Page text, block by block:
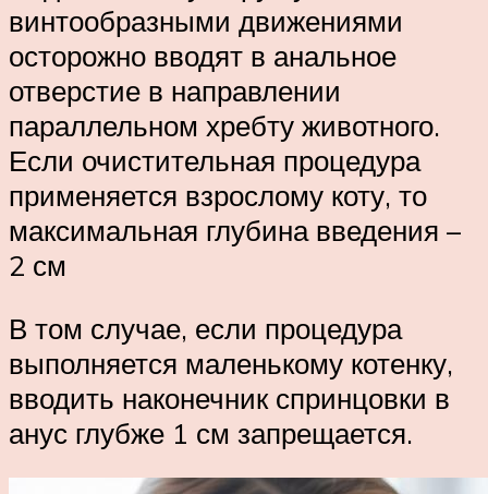
винтообразными движениями
осторожно вводят в анальное
отверстие в направлении
параллельном хребту животного.
Если очистительная процедура
применяется взрослому коту, то
максимальная глубина введения –
2 см
В том случае, если процедура
выполняется маленькому котенку,
вводить наконечник спринцовки в
анус глубже 1 см запрещается.